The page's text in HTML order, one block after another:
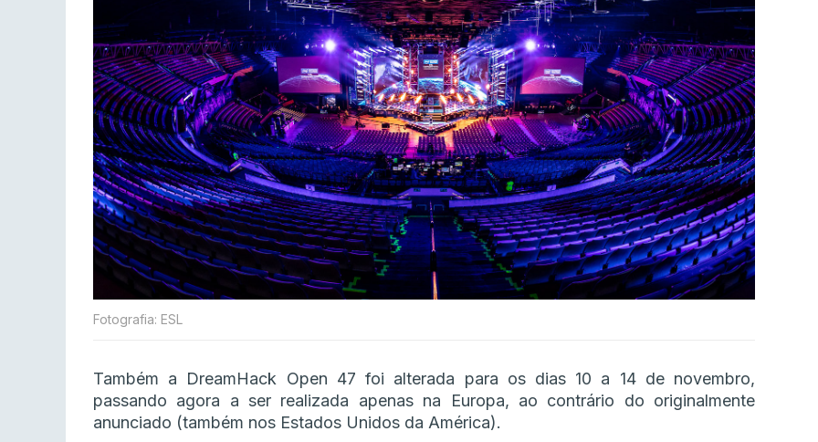
Fotografia: ESL
Também a DreamHack Open 47 foi alterada para os dias 10 a 14 de novembro,
passando agora a ser realizada apenas na Europa, ao contrário do originalmente
anunciado (também nos Estados Unidos da América).